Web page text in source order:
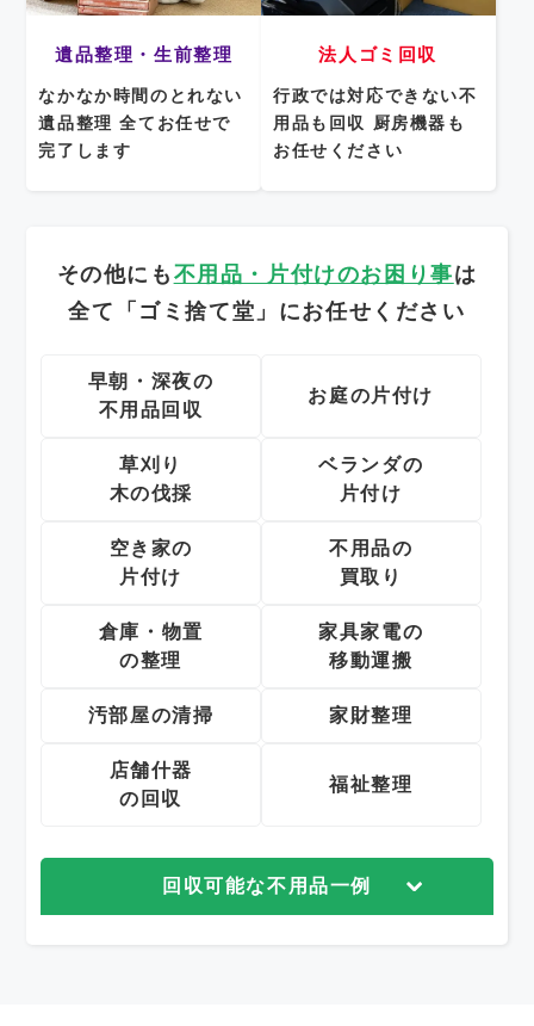
遺品整理・生前整理
なかなか時間のとれない
遺品整理 全てお任せで
完了します
法人ゴミ回収
行政では対応できない不
用品も回収 厨房機器も
お任せください
その他にも 不用品・片付けのお困り事は
全て「ゴミ捨て堂」にお任せください
早朝・深夜の
不用品回収
お庭の片付け
草刈り
木の伐採
ベランダの
片付け
空き家の
片付け
不用品の
買取り
倉庫・物置
の整理
家具家電の
移動運搬
汚部屋の清掃 家財整理
店舗什器
の回収
福祉整理
回収可能な不用品一例